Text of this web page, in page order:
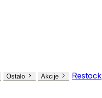
Ostalo Akcije Restock